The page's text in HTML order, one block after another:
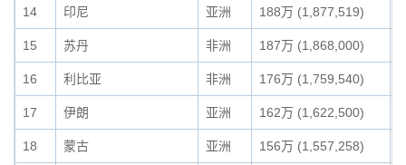
14 印尼 亚洲 188万 (1,877,519)
15 苏丹 非洲 187万 (1,868,000)
16 利比亚 非洲 176万 (1,759,540)
17 伊朗 亚洲 162万 (1,622,500)
18 蒙古 亚洲 156万 (1,557,258)